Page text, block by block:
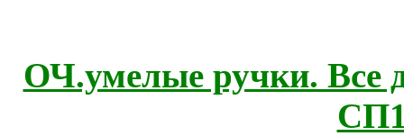
ОЧ.умелые ручки. Все